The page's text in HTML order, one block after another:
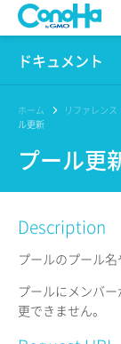
WING
Pencil
サービス一覧
サポート
ドキュメント
このサイトについ
プロダクト
リファレンス
リリースノート
ホーム リファレンス
ル更新
プール更
Description
プールのプール
プールにメンバ
更できません。